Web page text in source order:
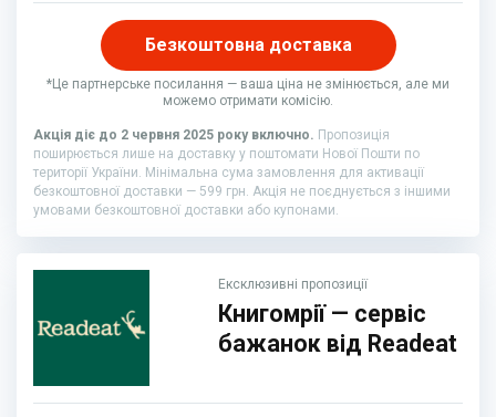
Безкоштовна доставка
*Це партнерське посилання — ваша ціна не змінюється, але ми
можемо отримати комісію.
Акція діє до 2 червня 2025 року включно. Пропозиція
поширюється лише на доставку у поштомати Нової Пошти по
території України. Мінімальна сума замовлення для активації
безкоштовної доставки — 599 грн. Акція не поєднується з іншими
умовами безкоштовної доставки або купонами.
Ексклюзивні пропозиції
Книгомрії — сервіс
бажанок від Readeat